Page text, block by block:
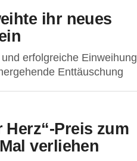
ihr neues
erfolgreiche Einweihung
Enttäuschung
Herz“-Preis zum
verliehen